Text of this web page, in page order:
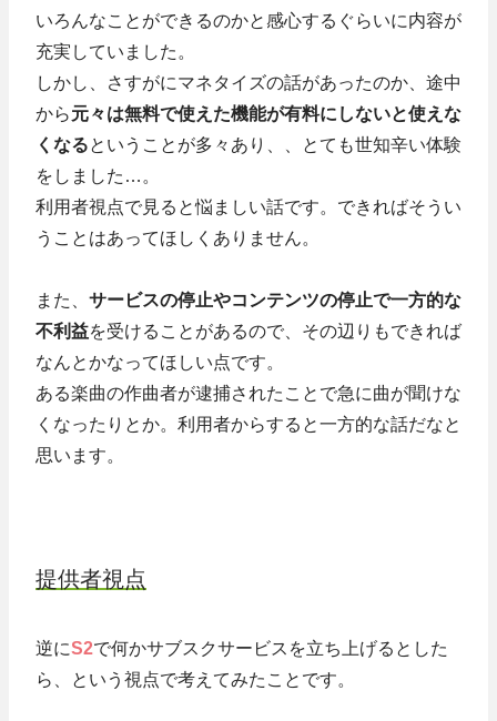
いろんなことができるのかと感心するぐらいに内容が
充実していました。
しかし、さすがにマネタイズの話があったのか、途中
から元々は無料で使えた機能が有料にしないと使えな
くなるということが多々あり、、とても世知辛い体験
をしました…。
利用者視点で見ると悩ましい話です。できればそうい
うことはあってほしくありません。
また、 サービスの停止やコンテンツの停止で一方的な
不利益を受けることがあるので、その辺りもできれば
なんとかなってほしい点です。
ある楽曲の作曲者が逮捕されたことで急に曲が聞けな
くなったりとか。利用者からすると一方的な話だなと
思います。
提供者視点
逆にS2で何かサブスクサービスを立ち上げるとした
ら、という視点で考えてみたことです。